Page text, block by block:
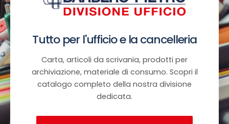
Tutto per l'ufficio e la cancelleria
Carta, articoli da scrivania, prodotti per
archiviazione, materiale di consumo. Scopri il
catalogo completo della nostra divisione
dedicata.